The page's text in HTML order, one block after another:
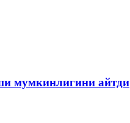
мумкинлигини айтди